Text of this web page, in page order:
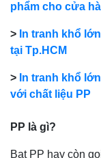
phẩm cho cửa
> In tranh khổ
tại Tp.HCM
> In tranh khổ
với chất liệu PP
PP là gì?
Bạt PP hay còn